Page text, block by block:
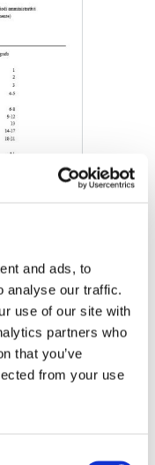
and ads, to
analyse our traffic.
use of our site with
partners who
that you’ve
from your use
(ISA Italia) 210
DI